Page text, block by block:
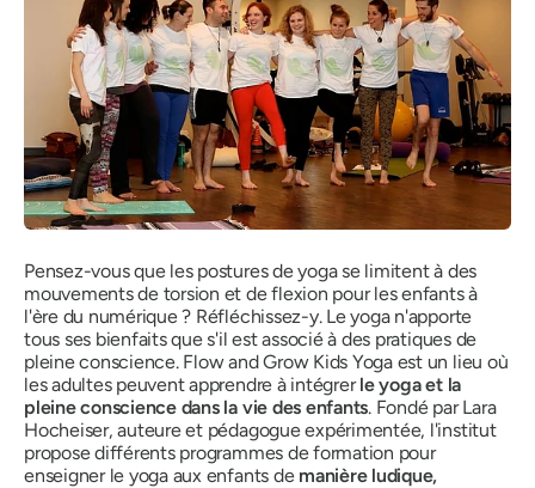
Pensez-vous que les postures de yoga se limitent à des
mouvements de torsion et de flexion pour les enfants à
l'ère du numérique ? Réfléchissez-y. Le yoga n'apporte
tous ses bienfaits que s'il est associé à des pratiques de
pleine conscience. Flow and Grow Kids Yoga est un lieu où
les adultes peuvent apprendre à intégrerle yoga et la
pleine conscience dans la vie des enfants. Fondé par Lara
Hocheiser, auteure et pédagogue expérimentée, l'institut
propose différents programmes de formation pour
enseigner le yoga aux enfants de manière ludique,